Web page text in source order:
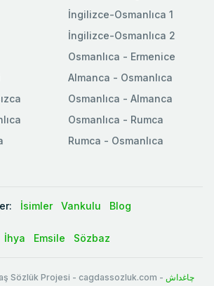
İngilizce-Osmanlıca 1
İngilizce-Osmanlıca 2
Osmanlıca - Ermenice
Almanca - Osmanlıca
Osmanlıca - Almanca
Osmanlıca - Rumca
Rumca - Osmanlıca
İsimler Vankulu Blog
İhya Emsile Sözbaz
Sözlük Projesi - cagdassozluk.com - چاغداش